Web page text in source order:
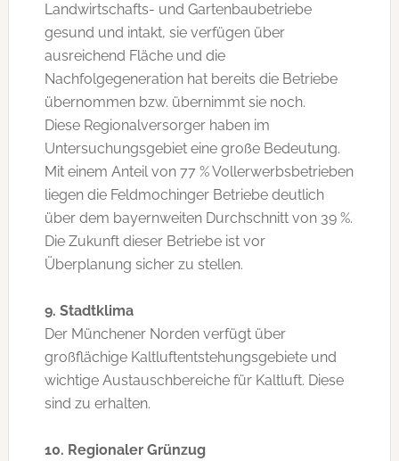
Landwirtschafts- und Gartenbaubetriebe
gesund und intakt, sie verfügen über
ausreichend Fläche und die
Nachfolgegeneration hat bereits die Betriebe
übernommen bzw. übernimmt sie noch.
Diese Regionalversorger haben im
Untersuchungsgebiet eine große Bedeutung.
Mit einem Anteil von 77 % Vollerwerbsbetrieben
liegen die Feldmochinger Betriebe deutlich
über dem bayernweiten Durchschnitt von 39 %.
Die Zukunft dieser Betriebe ist vor
Überplanung sicher zu stellen.
9. Stadtklima
Der Münchener Norden verfügt über
großflächige Kaltluftentstehungsgebiete und
wichtige Austauschbereiche für Kaltluft. Diese
sind zu erhalten.
10. Regionaler Grünzug